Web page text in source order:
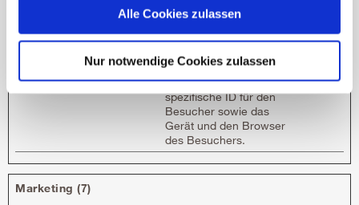
Alle Cookies zulassen
Nur notwendige Cookies zulassen
tirol.at
Zusammenhang mit
dem Cookie "Cftoken"
verwendet.Der Cookie
speichert eine
spezifische ID für den
Besucher sowie das
Gerät und den Browser
des Besuchers.
Marketing (7)